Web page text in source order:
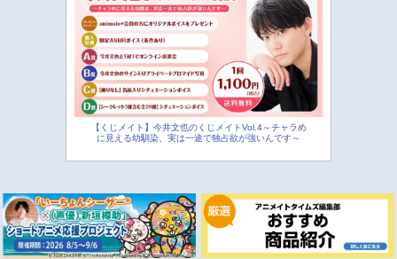
【くじメイト】今井文也のくじメイトVol.4～チャラめ
に見える幼馴染、実は一途で独占欲が強いんです～